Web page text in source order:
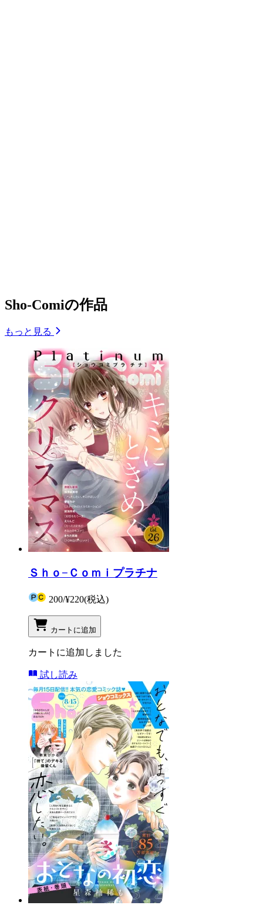
Sho-Comiの作品
もっと見る
Ｓｈｏ−Ｃｏｍｉプラチナ
200/¥220(税込)
カートに追加
カートに追加しました
試し読み